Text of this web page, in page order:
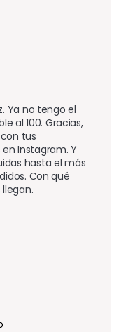
Ya no tengo el
al 100. Gracias,
tus
Instagram. Y
hasta el más
Con qué